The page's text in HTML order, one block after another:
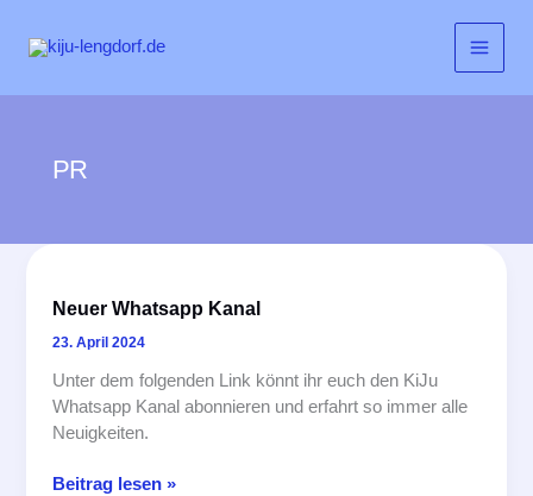
Inhalt
PR
Neuer Whatsapp Kanal
23. April 2024
Unter dem folgenden Link könnt ihr euch den KiJu
Whatsapp Kanal abonnieren und erfahrt so immer alle
Neuigkeiten.
Neuer
Beitrag lesen »